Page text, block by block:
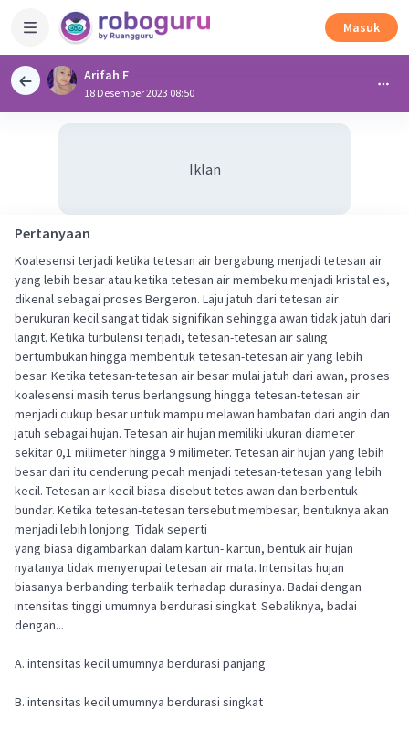
Masuk
Arifah F
18 Desember 2023 08:50
Iklan
Pertanyaan
Koalesensi terjadi ketika tetesan air bergabung menjadi tetesan air
yang lebih besar atau ketika tetesan air membeku menjadi kristal es,
dikenal sebagai proses Bergeron. Laju jatuh dari tetesan air
berukuran kecil sangat tidak signifikan sehingga awan tidak jatuh dari
langit. Ketika turbulensi terjadi, tetesan-tetesan air saling
bertumbukan hingga membentuk tetesan-tetesan air yang lebih
besar. Ketika tetesan-tetesan air besar mulai jatuh dari awan, proses
koalesensi masih terus berlangsung hingga tetesan-tetesan air
menjadi cukup besar untuk mampu melawan hambatan dari angin dan
jatuh sebagai hujan. Tetesan air hujan memiliki ukuran diameter
sekitar 0,1 milimeter hingga 9 milimeter. Tetesan air hujan yang lebih
besar dari itu cenderung pecah menjadi tetesan-tetesan yang lebih
kecil. Tetesan air kecil biasa disebut tetes awan dan berbentuk
bundar. Ketika tetesan-tetesan tersebut membesar, bentuknya akan
menjadi lebih lonjong. Tidak seperti
yang biasa digambarkan dalam kartun- kartun, bentuk air hujan
nyatanya tidak menyerupai tetesan air mata. Intensitas hujan
biasanya berbanding terbalik terhadap durasinya. Badai dengan
intensitas tinggi umumnya berdurasi singkat. Sebaliknya, badai
dengan...
A. intensitas kecil umumnya berdurasi panjang
B. intensitas kecil umumnya berdurasi singkat